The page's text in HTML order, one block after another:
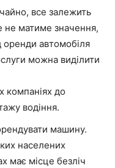
все залежить
не матиме значення,
оренди автомобіля
можна виділити
компаніях до
водіння.
машину.
населених
має місце безліч